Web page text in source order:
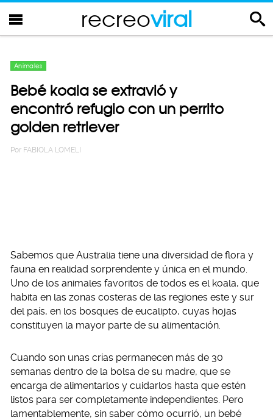
recreoviral
Animales
Bebé koala se extravió y
encontró refugio con un perrito
golden retriever
Por FABIOLA LOMELI
Sabemos que Australia tiene una diversidad de flora y
fauna en realidad sorprendente y única en el mundo.
Uno de los animales favoritos de todos es el koala, que
habita en las zonas costeras de las regiones este y sur
del país, en los bosques de eucalipto, cuyas hojas
constituyen la mayor parte de su alimentación.
Cuando son unas crías permanecen más de 30
semanas dentro de la bolsa de su madre, que se
encarga de alimentarlos y cuidarlos hasta que estén
listos para ser completamente independientes. Pero
lamentablemente, sin saber cómo ocurrió, un bebé